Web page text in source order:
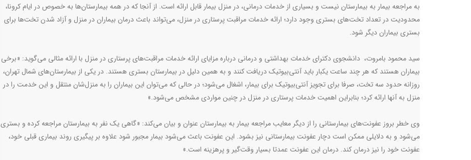
به مراجعه بیمار به بیمارستان نیست و بسیاری از خدمات درمانی، در منزل بیمار قابل ارائه است. از آنجا که در همه بیمارستان‌ها به خصوص در ایام کرونا،
محدودیت در تعداد تخت‌های بستری وجود دارد؛ ارائه خدمات مراقبت پرستاری در منزل، می‌تواند باعث درمان بیماران در منزل و آزاد شدن تخت‌ها برای
بستری بیماران دیگر شود.
سید محمود بامروت، دانشجوی دکترای خدمات بهداشتی و درمانی درباره مزایای ارائه خدمات مراقبت‌های پرستاری در منزل با ارائه مثالی می‌گوید: «برخی
بیماران هستند که هر چند ساعت یکبار باید آنتی‌بیوتیک دریافت کنند و به همین دلیل در بیمارستان بستری هستند. در یکی از بیمارستان‌های شمال تهران،
روزانه حدود سه تخت، صرفا برای تجویز آنتی‌بیوتیک برای بیمار، اشغال می‌شود؛ در حالی که می‌توان این بیماران را به منزل‌شان منتقل و این خدمت را در
منزل به آنها ارائه کرد؛ بنابراین اهمیت خدمات پرستاری در منزل در چنین مواردی مشخص می‌شود.»
وی خطر بروز عفونت‌های بیمارستانی را از دیگر معایب مراجعه بیمار به بیمارستان عنوان و بیان می‌کند: «گاهی یک نفر به بیمارستان مراجعه کرده و بستری
می‌شود و به دلایلی ممکن است دچار عفونت بیمارستانی نیز بشود. این عفونت باعث می‌شود بیمار مجبور شود علاوه بر پیگیری روند بیماری قبلی خود،
عفونت خود را نیز درمان کند. درمان این عفونت عمدتا بسیار وقت‌گیر و پرهزینه است.»